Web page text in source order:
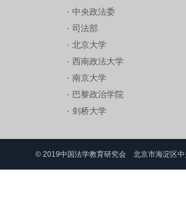
中央政法委
司法部
北京大学
西南政法大学
南京大学
巴黎政治学院
剑桥大学
© 2019中国法学教育研究会 北京市海淀